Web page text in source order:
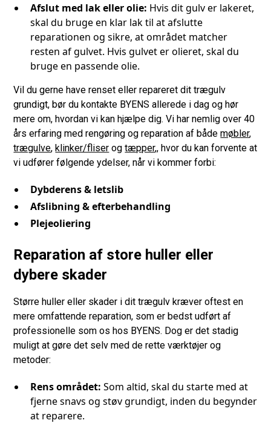
Afslut med lak eller olie: Hvis dit gulv er lakeret,
skal du bruge en klar lak til at afslutte
reparationen og sikre, at området matcher
resten af gulvet. Hvis gulvet er olieret, skal du
bruge en passende olie.
Vil du gerne have renset eller repareret dit trægulv
grundigt, bør du kontakte BYENS allerede i dag og hør
mere om, hvordan vi kan hjælpe dig. Vi har nemlig over 40
års erfaring med rengøring og reparation af bådemøbler,
trægulve,klinker/fliser ogtæpper,, hvor du kan forvente at
vi udfører følgende ydelser, når vi kommer forbi:
Dybderens & letslib
Afslibning & efterbehandling
Plejeoliering
Reparation af store huller eller
dybere skader
Større huller eller skader i dit trægulv kræver oftest en
mere omfattende reparation, som er bedst udført af
professionelle som os hos BYENS. Dog er det stadig
muligt at gøre det selv med de rette værktøjer og
metoder:
Rens området: Som altid, skal du starte med at
fjerne snavs og støv grundigt, inden du begynder
at reparere.